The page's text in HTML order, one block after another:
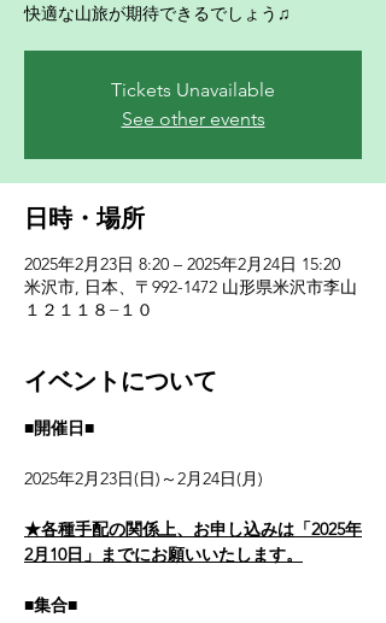
Tickets Unavailable
See other events
日時・場所
2025年2月23日 8:20 – 2025年2月24日 15:20
米沢市, 日本、〒992-1472 山形県米沢市李山
１２１１８−１０
イベントについて
■開催日■
2025年2月23日(日)～2月24日(月)
★各種手配の関係上、お申し込みは「2025年
2月10日」までにお願いいたします。
■集合■